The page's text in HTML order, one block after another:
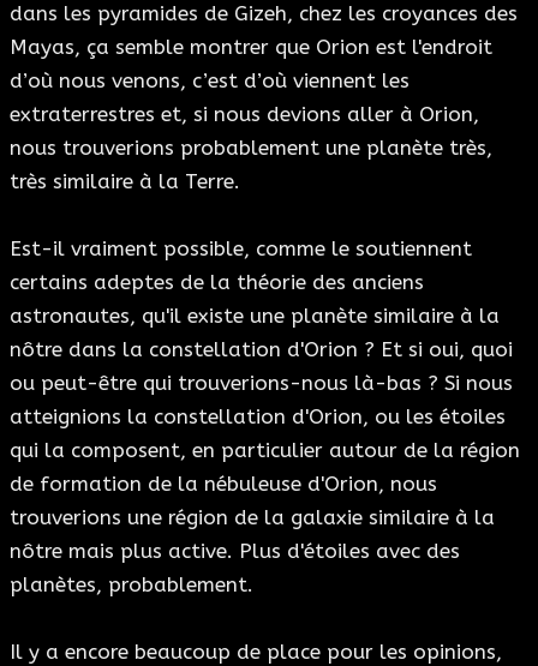
dans les pyramides de Gizeh, chez les croyances des
Mayas, ça semble montrer que Orion est l'endroit
d’où nous venons, c’est d’où viennent les
extraterrestres et, si nous devions aller à Orion,
nous trouverions probablement une planète très,
très similaire à la Terre.
Est-il vraiment possible, comme le soutiennent
certains adeptes de la théorie des anciens
astronautes, qu'il existe une planète similaire à la
nôtre dans la constellation d'Orion ? Et si oui, quoi
ou peut-être qui trouverions-nous là-bas ? Si nous
atteignions la constellation d'Orion, ou les étoiles
qui la composent, en particulier autour de la région
de formation de la nébuleuse d'Orion, nous
trouverions une région de la galaxie similaire à la
nôtre mais plus active. Plus d'étoiles avec des
planètes, probablement.
Il y a encore beaucoup de place pour les opinions,